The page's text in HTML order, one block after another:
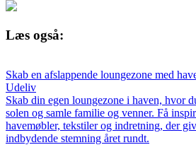
Læs også:
Skab en afslappende loungezone med
Udeliv
Skab din egen loungezone i haven, hvor
solen og samle familie og venner. Få
havemøbler, tekstiler og indretning, der
indbydende stemning året rundt.